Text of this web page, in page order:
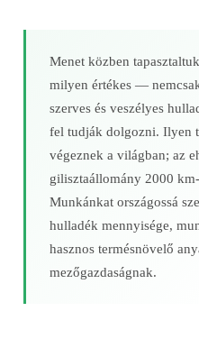
Menet közben
milyen értékes —
szerves és veszélyes
fel tudják dolgozni. Ilyen
végeznek a világban; az
gilisztaállomány 2000
Munkánkat országossá
hulladék mennyisége,
hasznos termésnövelő
mezőgazdaságnak.